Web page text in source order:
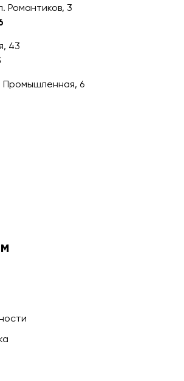
Романтиков, 3
43
Промышленная, 6